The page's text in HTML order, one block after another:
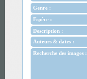
Genre :
Espèce :
Description :
Auteurs & dates :
Recherche des images :